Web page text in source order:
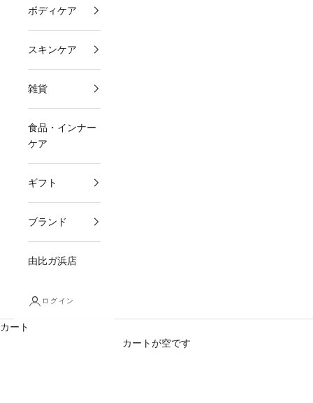
ボディケア
スキンケア
雑貨
食品・インナー
ケア
ギフト
ブランド
由比ガ浜店
ログイン
カート
カートが空です